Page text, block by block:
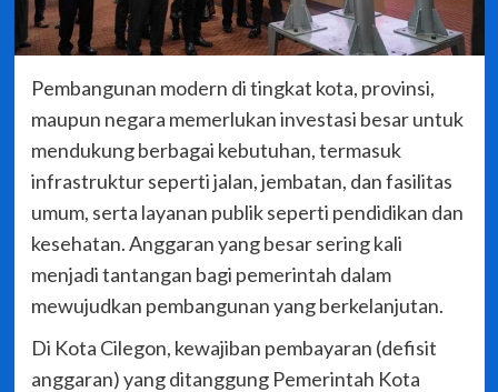
Pembangunan modern di tingkat kota, provinsi,
maupun negara memerlukan investasi besar untuk
mendukung berbagai kebutuhan, termasuk
infrastruktur seperti jalan, jembatan, dan fasilitas
umum, serta layanan publik seperti pendidikan dan
kesehatan. Anggaran yang besar sering kali
menjadi tantangan bagi pemerintah dalam
mewujudkan pembangunan yang berkelanjutan.
Di Kota Cilegon, kewajiban pembayaran (defisit
anggaran) yang ditanggung Pemerintah Kota